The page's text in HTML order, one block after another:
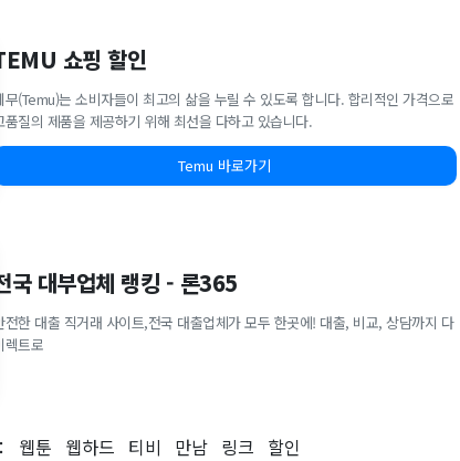
쇼핑 할인
무(Temu)는 소비자들이 최고의 삶을 누릴 수 있도록 합니다. 합리적인 가격으로
품질의 제품을 제공하기 위해 최선을 다하고 있습니다.
Temu 바로가기
국 대부업체 랭킹 - 론365
전한 대출 직거래 사이트,전국 대출업체가 모두 한곳에! 대출, 비교, 상담까지 다
렉트로
웹툰 웹하드 티비 만남 링크 할인